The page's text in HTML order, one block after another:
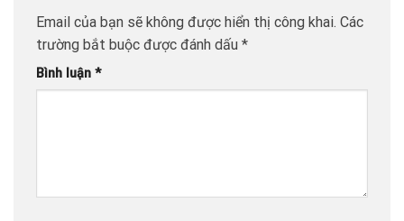
Email của bạn sẽ không được hiển thị công khai. Các
trường bắt buộc được đánh dấu *
Bình luận *